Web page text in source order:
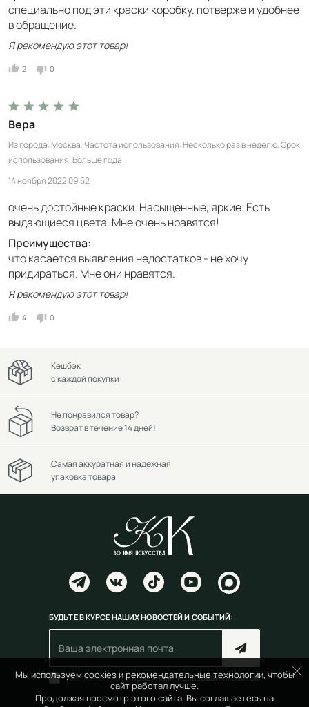
специально под эти краски коробку. потверже и удобнее
в обращение.
Я рекомендую этот товар!
2 0
Вера
Из города Москва Частота использования Несколько раз в неделю Срок
использования Больше года
14 ноября 2022 09:52
очень достойные краски. Насыщенные, яркие. Есть
выдающиеся цвета. Мне очень нравятся!
Преимущества:
что касается выявления недостатков - не хочу
придираться. Мне они нравятся.
Я рекомендую этот товар!
4 0
Мы используем cookies и рекомендательные технологии, чтобы
сайт работал лучше.
Продолжая просмотр этого сайта, Вы соглашаетесь на
Кешбэк
с каждой покупки
Не понравился товар?
Возврат в течение 14 дней!
Самая аккуратная и надежная
упаковка товара
БУДЬТЕ В КУРСЕ НАШИХ НОВОСТЕЙ И СОБЫТИЙ:
Согласен(на) справилами пользования сайтом